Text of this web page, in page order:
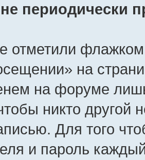
периодически
отметили флажком
на
на форуме
никто другой
Для того
и пароль